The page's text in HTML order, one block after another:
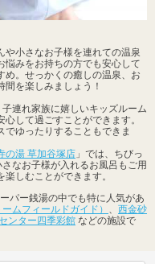
や小さなお子様を連れての温泉
悩みをお持ちの方でも安心して
め。せっかくの癒しの温泉、お
を楽しみましょう！
子連れ家族に嬉しいキッズルーム
して過ごすことができます。
でゆったりすることもできま
の湯 草加谷塚店 」では、ちびっ
なお子様が入れるお風呂もご用
しむことができます。
パー銭湯の中でも特に人気があ
ムフィールドガイド）
西金砂
ンター四季彩館 などの施設で